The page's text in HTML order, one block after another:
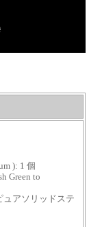
): 1 個
Green to
ュアソリッドステ